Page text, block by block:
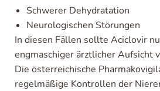
Schwerer Dehydratation
Neurologischen Störungen
In diesen Fällen sollte Aciclovir
engmaschiger ärztlicher Aufsicht
Die österreichische
regelmäßige Kontrollen der